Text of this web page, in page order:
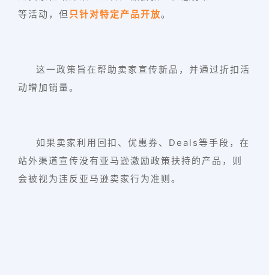
等活动，但 只针对特定产品开放。
这一政策旨在帮助卖家宣传新品，并通过折扣活
动增加销量。
如果卖家利用回扣、优惠券、Deals等手段，在
站外渠道宣传没有亚马逊激励政策扶持的产品，则
会被视为违反亚马逊卖家行为准则。